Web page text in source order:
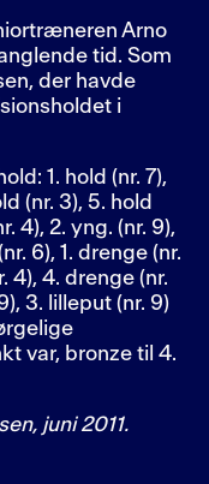
Arno
tid. Som
der havde
i
1. hold (nr. 7),
(nr. 3), 5. hold
4), 2. yng. (nr. 9),
6), 1. drenge (nr.
4), 4. drenge (nr.
3. lilleput (nr. 9)
var, bronze til 4.
juni 2011.